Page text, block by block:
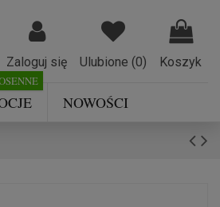
Zaloguj się Ulubione (0) Koszyk
NOWOŚCI